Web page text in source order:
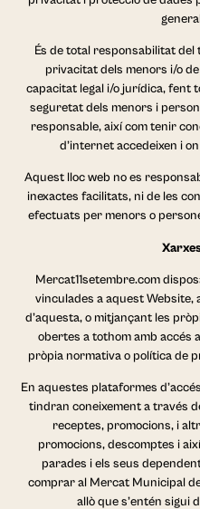
És de total responsabilitat
privacitat dels menors i/o
capacitat legal i/o jurídica, fent
seguretat dels menors i
responsable, així com tenir
d’internet accedeixen i
Aquest lloc web no es
inexactes facilitats, ni de les
efectuats per menors o
Mercat11setembre.com
vinculades a aquest Website,
d’aquesta, o mitjançant les
obertes a tothom amb accés
pròpia normativa o política de
En aquestes plataformes
tindran coneixement a través
receptes, promocions, i
promocions, descomptes i
parades i els seus
comprar al Mercat Municipal
allò que s’entén sigui